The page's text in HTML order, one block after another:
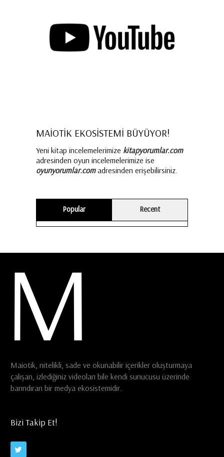
MAİOTİK EKOSİSTEMİ BÜYÜYOR!
Yeni kitap incelemelerimize kitapyorumlar.com
adresinden oyun incelemelerimize ise
oyunyorumlar.comadresinden erişebilirsiniz.
Popular Recent
Maiotik, nitelikli, sade ve okunabilir içerikler oluşturmaya
çalışan, izlediğiniz videoları bile kendi sunucusu üzerinde
barındıran bir medya ekosistemidir.
Bizi Takip Et!